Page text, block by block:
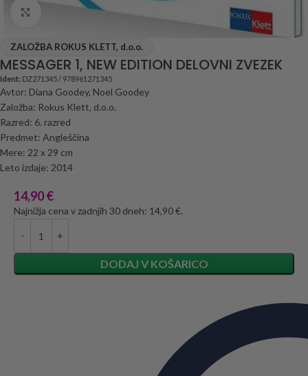
Click to enlarge
ZALOŽBA ROKUS KLETT, d.o.o.
MESSAGER 1, NEW EDITION DELOVNI ZVEZEK
Ident: DZ271345 / 978961271345
Avtor: Diana Goodey, Noel Goodey
Založba: Rokus Klett, d.o.o.
Razred: 6. razred
Predmet: Angleščina
Mere: 22 x 29 cm
Leto izdaje: 2014
14,90€
Najnižja cena v zadnjih 30 dneh: 14,90 €.
DODAJ V KOŠARICO